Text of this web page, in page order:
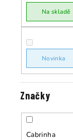
Na skladě
Novinka
Značky
Cabrinha